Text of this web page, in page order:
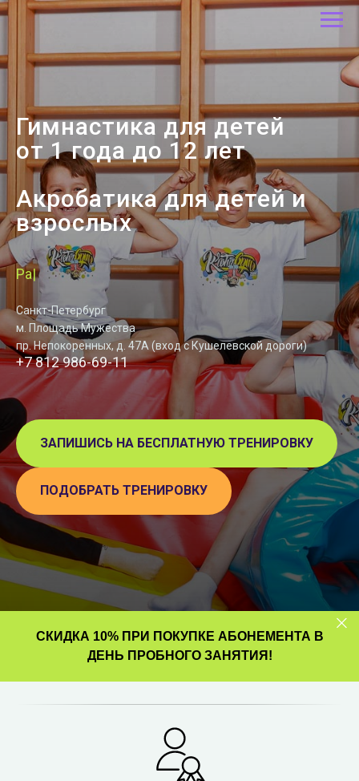
Гимнастика для детей
от 1 года до 12 лет
Акробатика для детей и
взрослых
Укрепить|
Санкт-Петербург
м. Площадь Мужества
пр. Непокоренных, д. 47А (вход с Кушелевской дороги)
+7 812 986-69-11
ЗАПИШИСЬ НА БЕСПЛАТНУЮ ТРЕНИРОВКУ
ПОДОБРАТЬ ТРЕНИРОВКУ
СКИДКА 10%ПРИ ПОКУПКЕ АБОНЕМЕНТА В
ДЕНЬ ПРОБНОГО ЗАНЯТИЯ!